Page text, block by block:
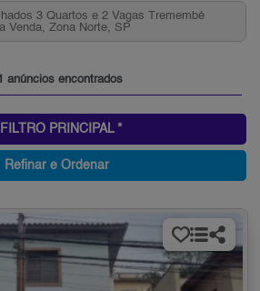
2 Quartos e 2 Vagas Tremembé
Venda, Zona Norte, SP
anúncios encontrados
PRINCIPAL *
Refinar e Ordenar